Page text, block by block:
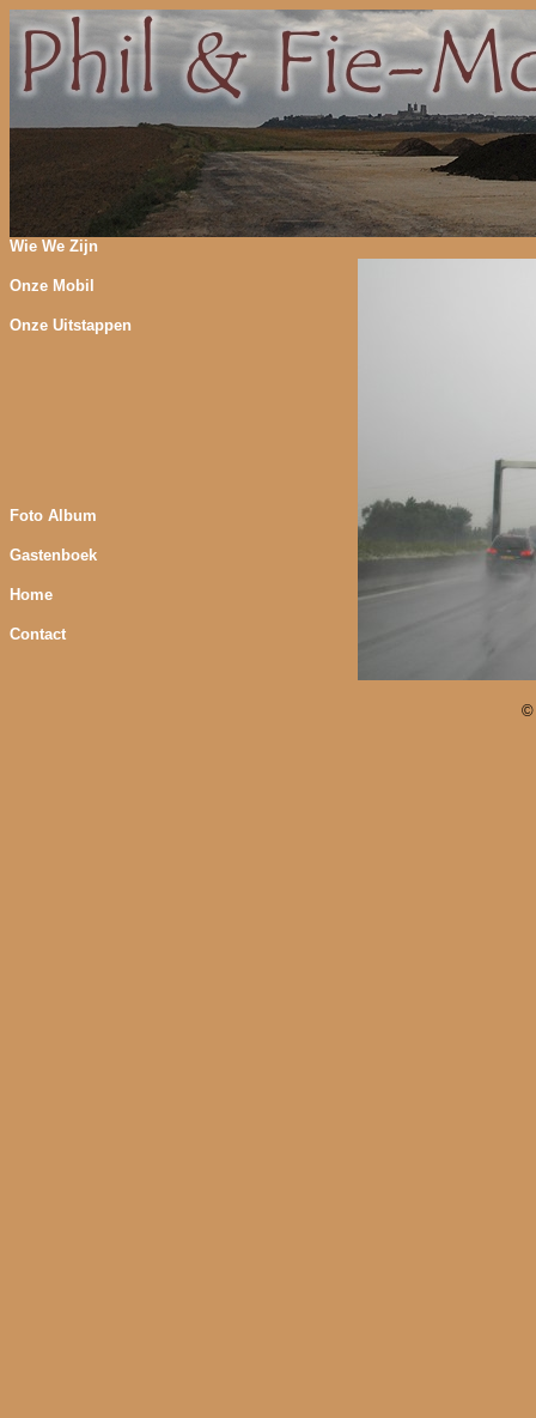
Wie We Zijn
Onze Mobil
Onze Uitstappen
Foto Album
Gastenboek
Home
Contact
©